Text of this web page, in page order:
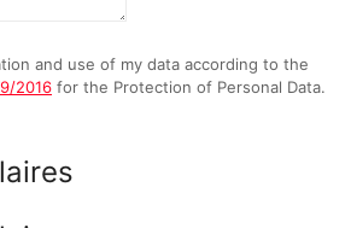
and use of my data according to the
2016 for the Protection of Personal Data.